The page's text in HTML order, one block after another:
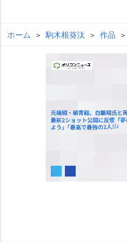
ホーム 駒木根葵汰 作品